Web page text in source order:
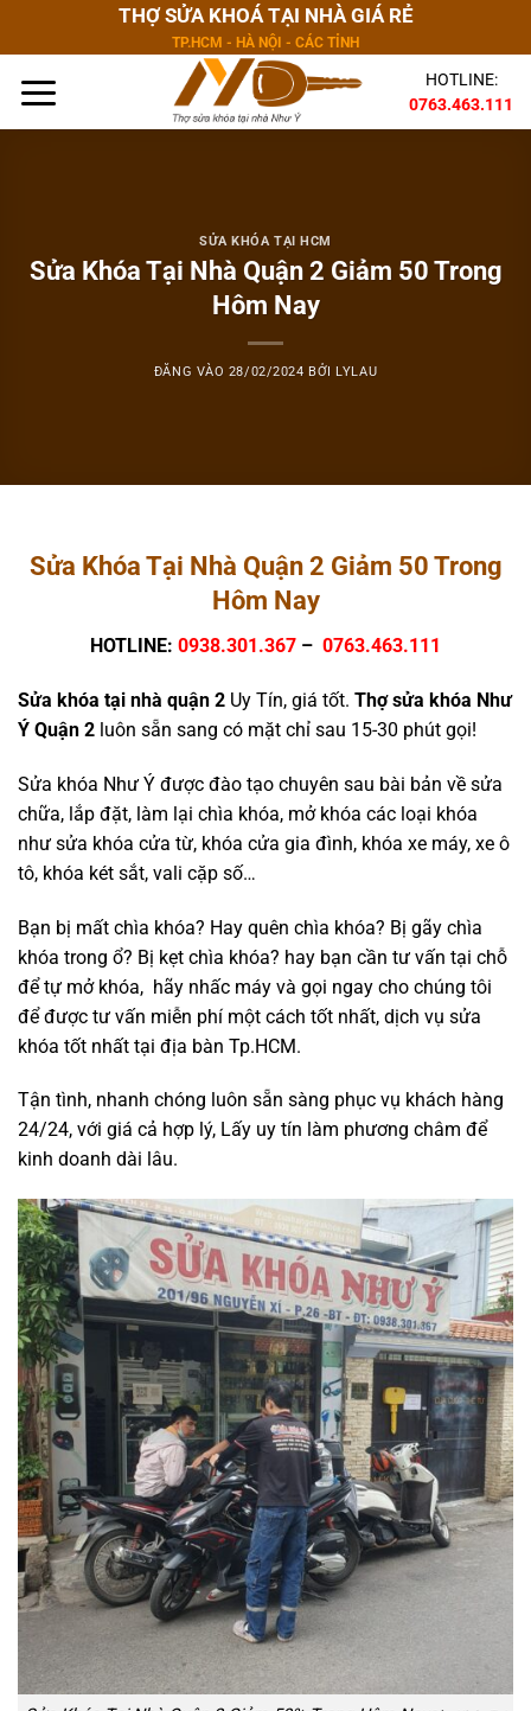
dung
THỢ SỬA KHOÁ TẠI NHÀ GIÁ RẺ
TP.HCM - HÀ NỘI - CÁC TỈNH
HOTLINE:
0763.463.111
SỬA KHÓA TẠI HCM
Sửa Khóa Tại Nhà Quận 2 Giảm 50 Trong
Hôm Nay
ĐĂNG VÀO 28/02/2024 BỞI LYLAU
Sửa Khóa Tại Nhà Quận 2 Giảm 50 Trong
Hôm Nay
HOTLINE: 0938.301.367 – 0763.463.111
Sửa khóa tại nhà quận 2 Uy Tín, giá tốt. Thợ sửa khóa Như
Ý Quận 2 luôn sẵn sang có mặt chỉ sau 15-30 phút gọi!
Sửa khóa Như Ý được đào tạo chuyên sau bài bản về sửa
chữa, lắp đặt, làm lại chìa khóa, mở khóa các loại khóa
như sửa khóa cửa từ, khóa cửa gia đình, khóa xe máy, xe ô
tô, khóa két sắt, vali cặp số…
Bạn bị mất chìa khóa? Hay quên chìa khóa? Bị gãy chìa
khóa trong ổ? Bị kẹt chìa khóa? hay bạn cần tư vấn tại chỗ
để tự mở khóa, hãy nhấc máy và gọi ngay cho chúng tôi
để được tư vấn miễn phí một cách tốt nhất, dịch vụ sửa
khóa tốt nhất tại địa bàn Tp.HCM.
Tận tình, nhanh chóng luôn sẵn sàng phục vụ khách hàng
24/24, với giá cả hợp lý, Lấy uy tín làm phương châm để
kinh doanh dài lâu.